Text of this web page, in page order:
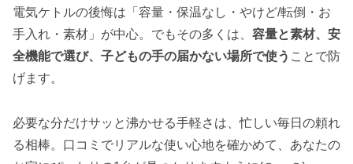
電気ケトルの後悔は「容量・保温なし・やけど/転倒・お
手入れ・素材」が中心。でもその多くは、 容量と素材、安
全機能で選び、子どもの手の届かない場所で使う ことで防
げます。
必要な分だけサッと沸かせる手軽さは、忙しい毎日の頼れ
る相棒。口コミでリアルな使い心地を確かめて、あなたの